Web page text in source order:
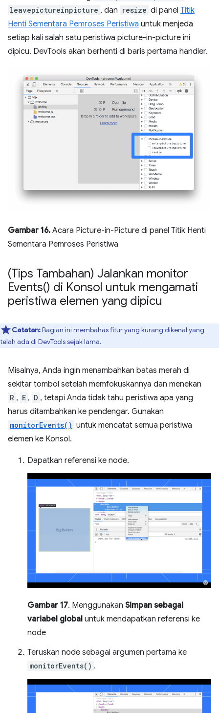
leavepictureinpicture , dan resize di panel Titik
Henti Sementara Pemroses Peristiwa untuk menjeda
setiap kali salah satu peristiwa picture-in-picture ini
dipicu. DevTools akan berhenti di baris pertama handler.
Gambar 16. Acara Picture-in-Picture di panel Titik Henti
Sementara Pemroses Peristiwa
(Tips Tambahan) Jalankan monitor
Events() di Konsol untuk mengamati
peristiwa elemen yang dipicu
Catatan:Bagian ini membahas fitur yang kurang dikenal yang
telah ada di DevTools sejak lama.
Misalnya, Anda ingin menambahkan batas merah di
sekitar tombol setelah memfokuskannya dan menekan
R , E , D , tetapi Anda tidak tahu peristiwa apa yang
harus ditambahkan ke pendengar. Gunakan
monitorEvents() untuk mencatat semua peristiwa
elemen ke Konsol.
Dapatkan referensi ke node.
Gambar 17. Menggunakan Simpan sebagai
variabel global untuk mendapatkan referensi ke
node
Teruskan node sebagai argumen pertama ke
monitorEvents() .